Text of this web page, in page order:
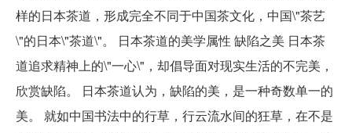
样的日本茶道，形成完全不同于中国茶文化，中国\"茶艺
\"的日本\"茶道\"。 日本茶道的美学属性 缺陷之美 日本茶
道追求精神上的\"一心\"，却倡导面对现实生活的不完美，
欣赏缺陷。 日本茶道认为，缺陷的美，是一种奇数单一的
美。 就如中国书法中的行草，行云流水间的狂草，在不是